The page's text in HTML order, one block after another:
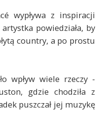
wypływa z inspiracji
powiedziała, by
country, a po prostu
wpływ wiele rzeczy -
gdzie chodziła z
puszczał jej muzykę